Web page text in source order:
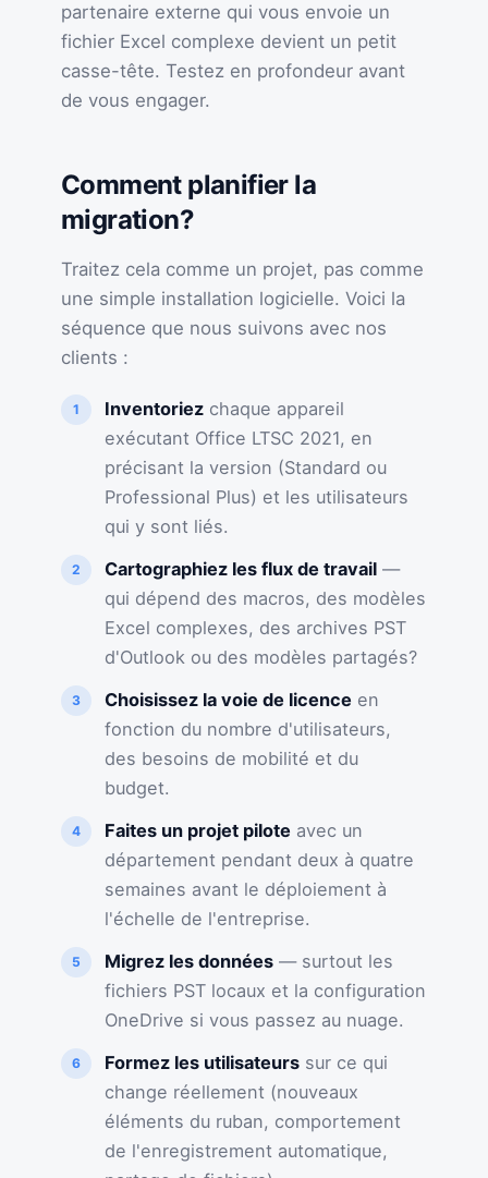
partenaire externe qui vous envoie un
fichier Excel complexe devient un petit
casse-tête. Testez en profondeur avant
de vous engager.
Comment planifier la
migration?
Traitez cela comme un projet, pas comme
une simple installation logicielle. Voici la
séquence que nous suivons avec nos
clients :
Inventoriez chaque appareil
exécutant Office LTSC 2021, en
précisant la version (Standard ou
Professional Plus) et les utilisateurs
qui y sont liés.
Cartographiez les flux de travail —
qui dépend des macros, des modèles
Excel complexes, des archives PST
d'Outlook ou des modèles partagés?
Choisissez la voie de licence en
fonction du nombre d'utilisateurs,
des besoins de mobilité et du
budget.
Faites un projet pilote avec un
département pendant deux à quatre
semaines avant le déploiement à
l'échelle de l'entreprise.
Migrez les données — surtout les
fichiers PST locaux et la configuration
OneDrive si vous passez au nuage.
Formez les utilisateurs sur ce qui
change réellement (nouveaux
éléments du ruban, comportement
de l'enregistrement automatique,